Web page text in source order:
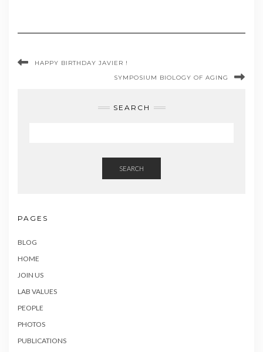
HAPPY BIRTHDAY JAVIER !
SYMPOSIUM BIOLOGY OF AGING
SEARCH
SEARCH
PAGES
BLOG
HOME
JOIN US
LAB VALUES
PEOPLE
PHOTOS
PUBLICATIONS